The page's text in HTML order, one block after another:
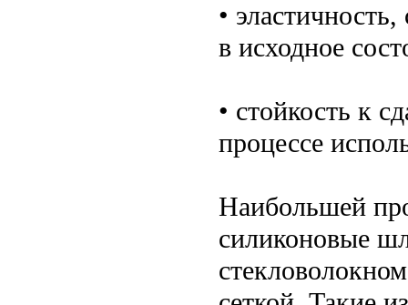
•
в исходное
• стойкость к
процессе
Наибольшей
силиконовые